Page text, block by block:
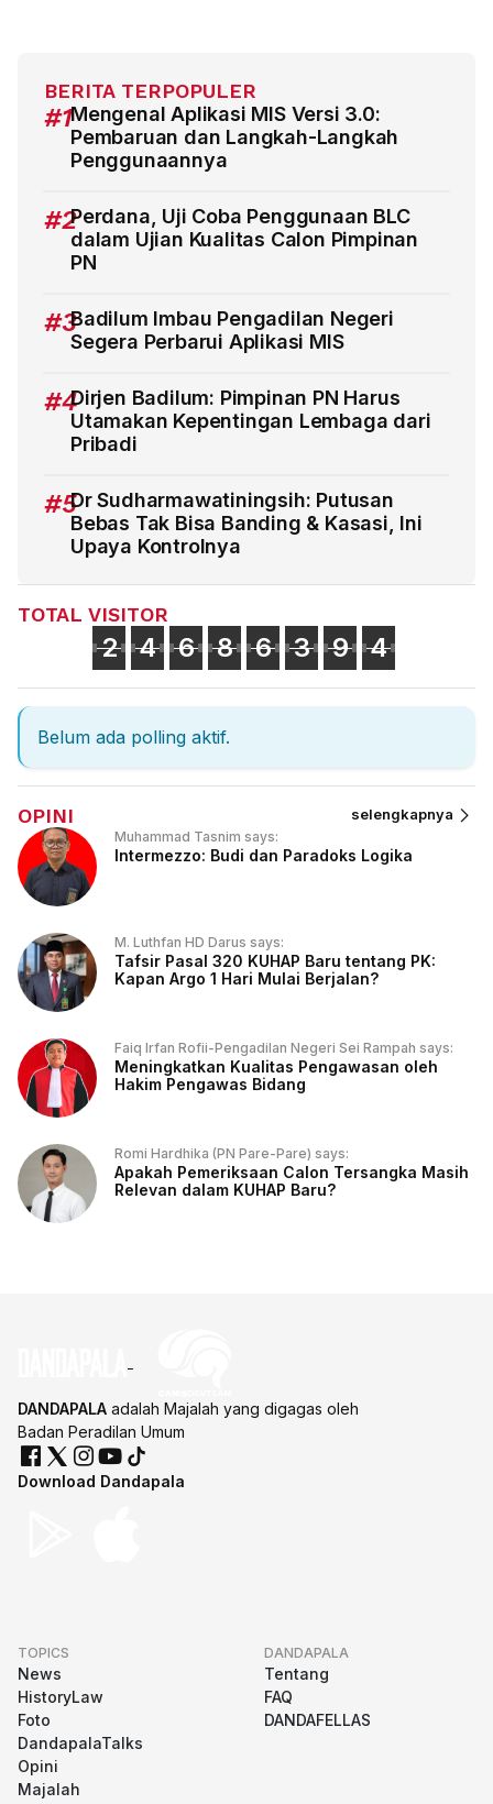
BERITA TERPOPULER
#1Mengenal Aplikasi MIS Versi 3.0:
Pembaruan dan Langkah-Langkah
Penggunaannya
#2Perdana, Uji Coba Penggunaan BLC
dalam Ujian Kualitas Calon Pimpinan
PN
#3Badilum Imbau Pengadilan Negeri
Segera Perbarui Aplikasi MIS
#4Dirjen Badilum: Pimpinan PN Harus
Utamakan Kepentingan Lembaga dari
Pribadi
#5Dr Sudharmawatiningsih: Putusan
Bebas Tak Bisa Banding & Kasasi, Ini
Upaya Kontrolnya
TOTAL VISITOR
2 4 6 8 6 3 9 4
Belum ada polling aktif.
OPINI selengkapnya
Muhammad Tasnim says:
Intermezzo: Budi dan Paradoks Logika
M. Luthfan HD Darus says:
Tafsir Pasal 320 KUHAP Baru tentang PK:
Kapan Argo 1 Hari Mulai Berjalan?
Faiq Irfan Rofii-Pengadilan Negeri Sei Rampah says:
Meningkatkan Kualitas Pengawasan oleh
Hakim Pengawas Bidang
Romi Hardhika (PN Pare-Pare) says:
Apakah Pemeriksaan Calon Tersangka Masih
Relevan dalam KUHAP Baru?
DANDAPALA adalah Majalah yang digagas oleh
Badan Peradilan Umum
Download Dandapala
TOPICS
News
HistoryLaw
Foto
DandapalaTalks
Opini
Majalah
DANDAPALA
Tentang
FAQ
DANDAFELLAS